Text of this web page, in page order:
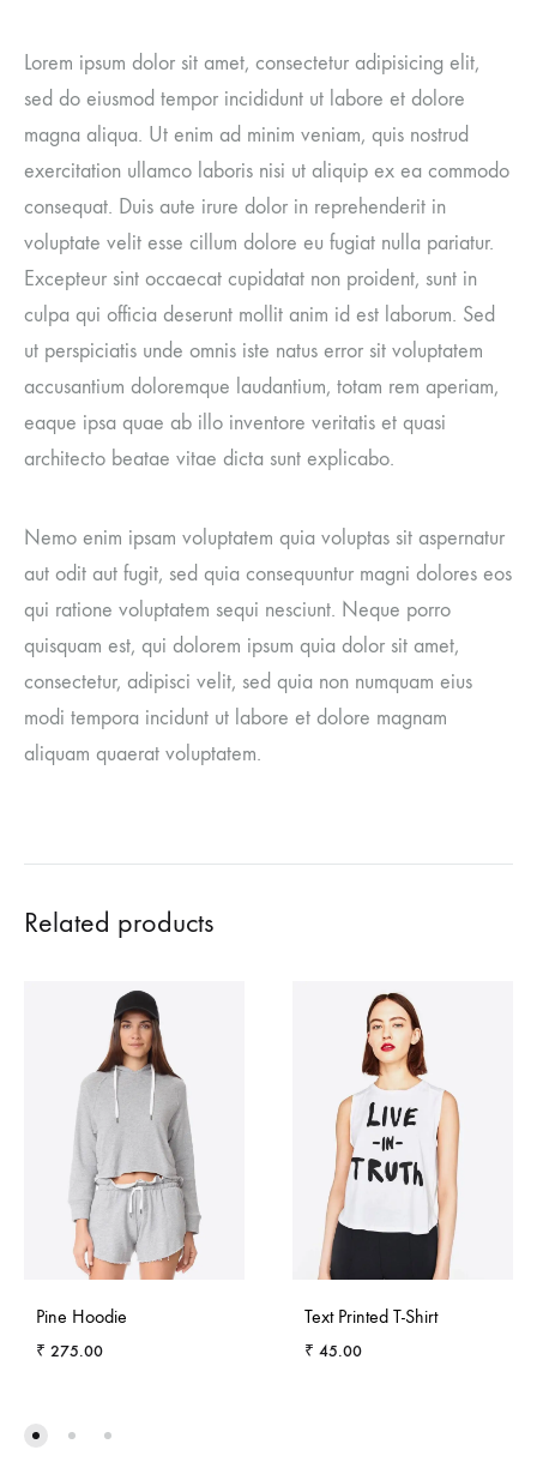
Lorem ipsum dolor sit amet, consectetur adipisicing elit,
sed do eiusmod tempor incididunt ut labore et dolore
magna aliqua. Ut enim ad minim veniam, quis nostrud
exercitation ullamco laboris nisi ut aliquip ex ea commodo
consequat. Duis aute irure dolor in reprehenderit in
voluptate velit esse cillum dolore eu fugiat nulla pariatur.
Excepteur sint occaecat cupidatat non proident, sunt in
culpa qui officia deserunt mollit anim id est laborum. Sed
ut perspiciatis unde omnis iste natus error sit voluptatem
accusantium doloremque laudantium, totam rem aperiam,
eaque ipsa quae ab illo inventore veritatis et quasi
architecto beatae vitae dicta sunt explicabo.
Nemo enim ipsam voluptatem quia voluptas sit aspernatur
aut odit aut fugit, sed quia consequuntur magni dolores eos
qui ratione voluptatem sequi nesciunt. Neque porro
quisquam est, qui dolorem ipsum quia dolor sit amet,
consectetur, adipisci velit, sed quia non numquam eius
modi tempora incidunt ut labore et dolore magnam
aliquam quaerat voluptatem.
Related products
Pine Hoodie
₹ 275.00
Text Printed T-Shirt
₹ 45.00